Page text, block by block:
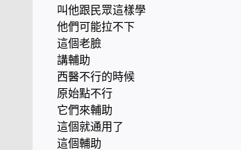
叫他跟民眾這樣學
他們可能拉不下
這個老臉
講輔助
西醫不行的時候
原始點不行
它們來輔助
這個就通用了
這個輔助